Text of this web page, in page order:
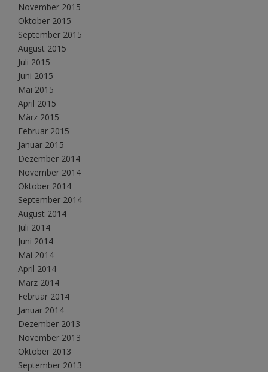
November 2015
Oktober 2015
September 2015
August 2015
Juli 2015
Juni 2015
Mai 2015
April 2015
März 2015
Februar 2015
Januar 2015
Dezember 2014
November 2014
Oktober 2014
September 2014
August 2014
Juli 2014
Juni 2014
Mai 2014
April 2014
März 2014
Februar 2014
Januar 2014
Dezember 2013
November 2013
Oktober 2013
September 2013